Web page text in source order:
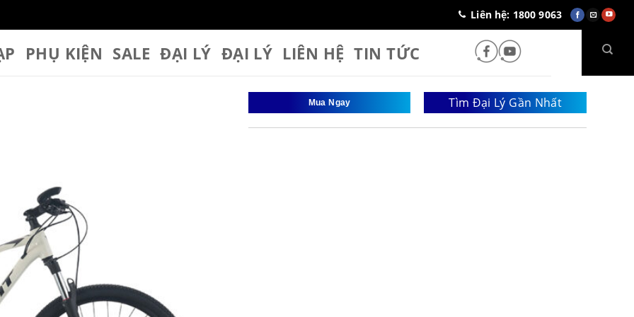
Liên hệ: 1800 9063
PHỤ KIỆN SALE ĐẠI LÝ ĐẠI LÝ LIÊN HỆ TIN TỨC
Mua Ngay Tìm Đại Lý Gần Nhất